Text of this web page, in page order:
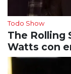
Todo Show
The Rolling
Watts con